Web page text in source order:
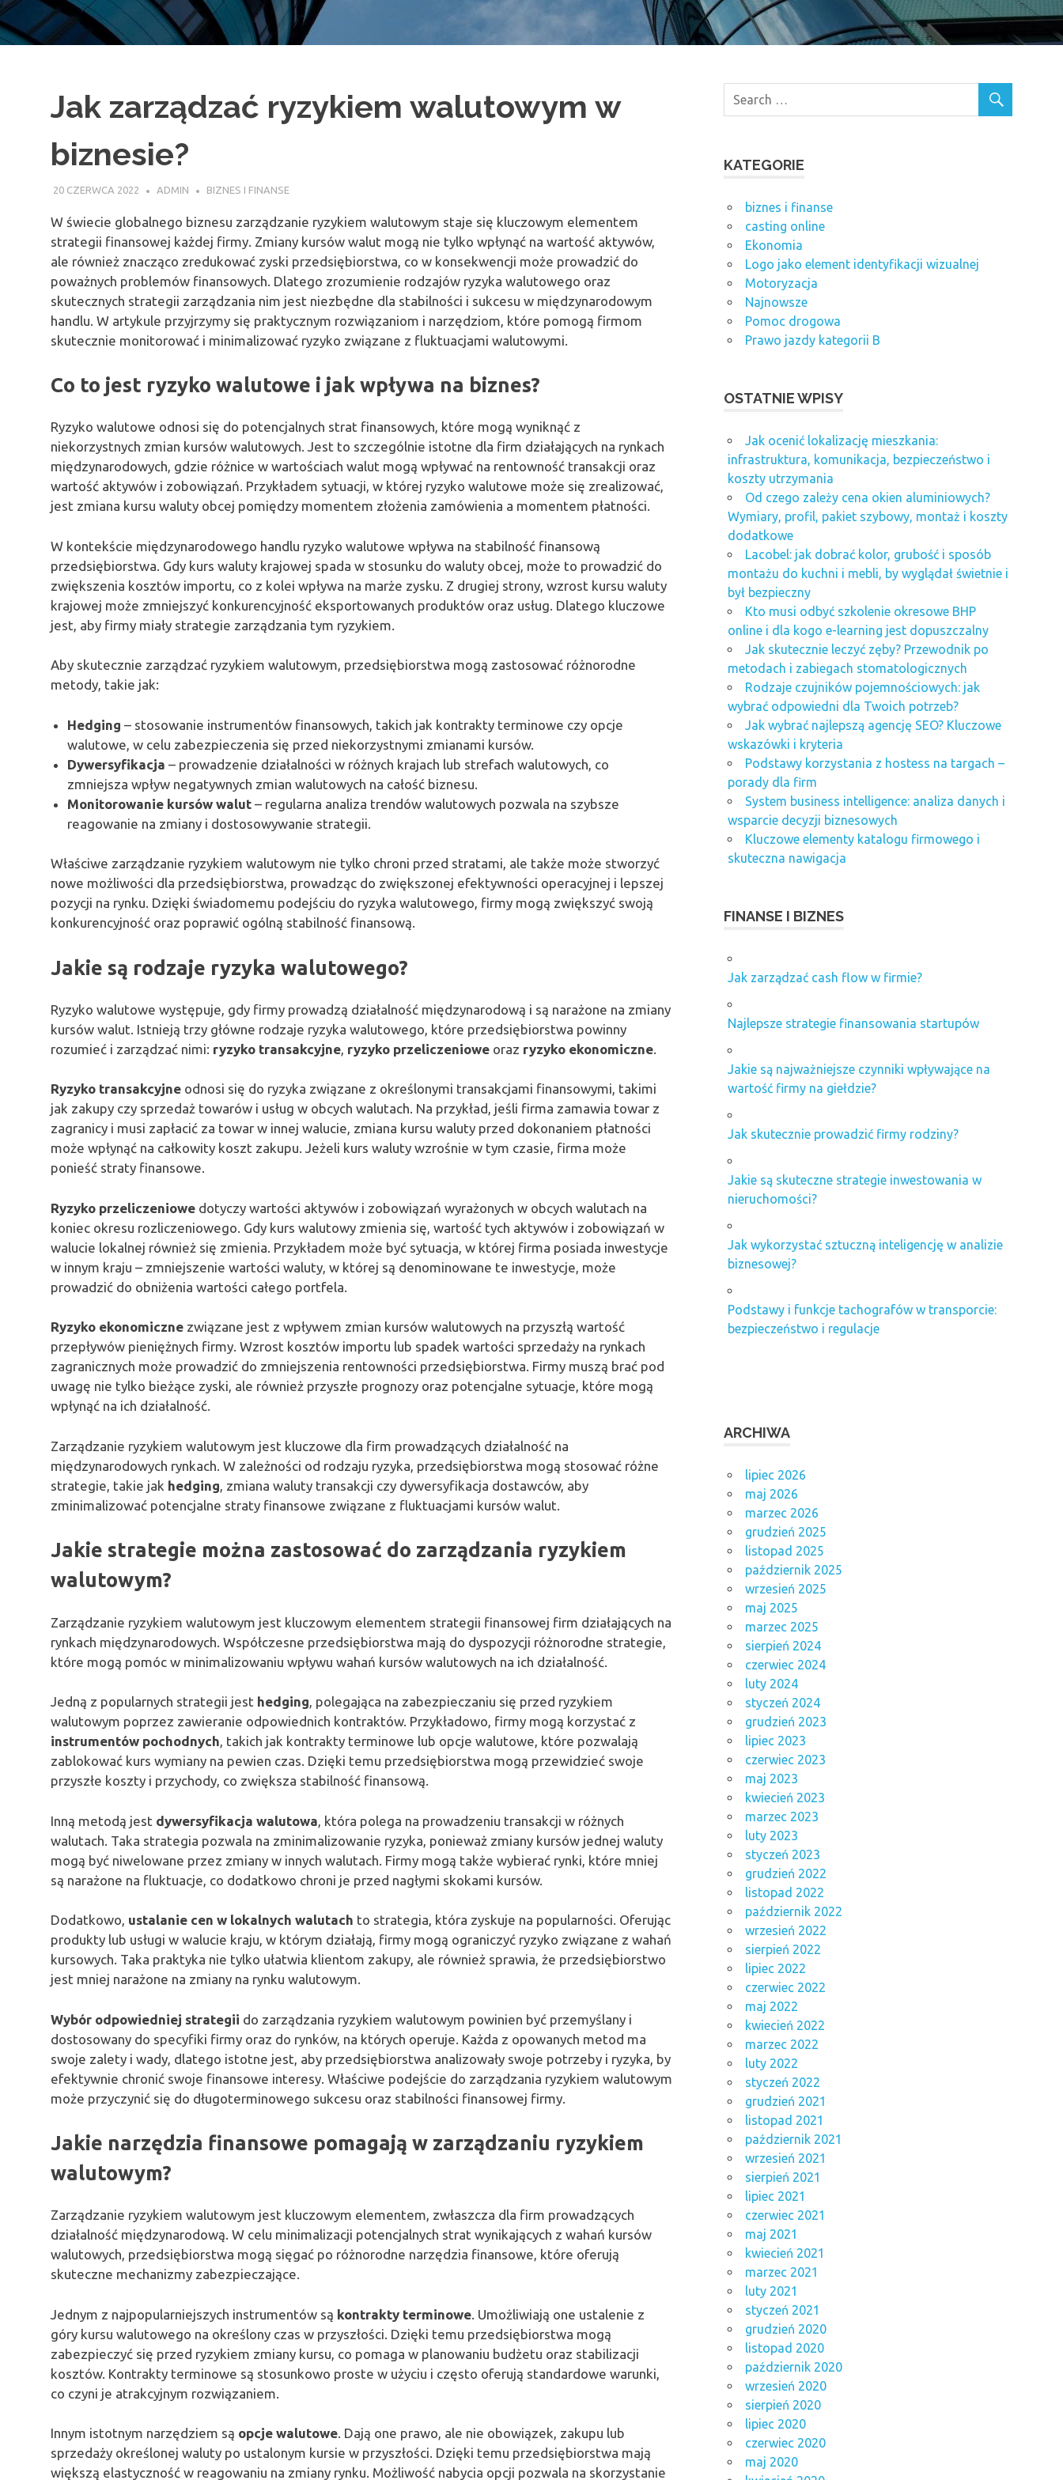
Jak zarządzać ryzykiem walutowym w
biznesie?
20 CZERWCA 2022 ADMIN BIZNES I FINANSE
W świecie globalnego biznesu zarządzanie ryzykiem walutowym staje się kluczowym elementem
strategii finansowej każdej firmy. Zmiany kursów walut mogą nie tylko wpłynąć na wartość aktywów,
ale również znacząco zredukować zyski przedsiębiorstwa, co w konsekwencji może prowadzić do
poważnych problemów finansowych. Dlatego zrozumienie rodzajów ryzyka walutowego oraz
skutecznych strategii zarządzania nim jest niezbędne dla stabilności i sukcesu w międzynarodowym
handlu. W artykule przyjrzymy się praktycznym rozwiązaniom i narzędziom, które pomogą firmom
skutecznie monitorować i minimalizować ryzyko związane z fluktuacjami walutowymi.
Co to jest ryzyko walutowe i jak wpływa na biznes?
Ryzyko walutowe odnosi się do potencjalnych strat finansowych, które mogą wyniknąć z
niekorzystnych zmian kursów walutowych. Jest to szczególnie istotne dla firm działających na rynkach
międzynarodowych, gdzie różnice w wartościach walut mogą wpływać na rentowność transakcji oraz
wartość aktywów i zobowiązań. Przykładem sytuacji, w której ryzyko walutowe może się zrealizować,
jest zmiana kursu waluty obcej pomiędzy momentem złożenia zamówienia a momentem płatności.
W kontekście międzynarodowego handlu ryzyko walutowe wpływa na stabilność finansową
przedsiębiorstwa. Gdy kurs waluty krajowej spada w stosunku do waluty obcej, może to prowadzić do
zwiększenia kosztów importu, co z kolei wpływa na marże zysku. Z drugiej strony, wzrost kursu waluty
krajowej może zmniejszyć konkurencyjność eksportowanych produktów oraz usług. Dlatego kluczowe
jest, aby firmy miały strategie zarządzania tym ryzykiem.
Aby skutecznie zarządzać ryzykiem walutowym, przedsiębiorstwa mogą zastosować różnorodne
metody, takie jak:
Hedging – stosowanie instrumentów finansowych, takich jak kontrakty terminowe czy opcje
walutowe, w celu zabezpieczenia się przed niekorzystnymi zmianami kursów.
Dywersyfikacja – prowadzenie działalności w różnych krajach lub strefach walutowych, co
zmniejsza wpływ negatywnych zmian walutowych na całość biznesu.
Monitorowanie kursów walut – regularna analiza trendów walutowych pozwala na szybsze
reagowanie na zmiany i dostosowywanie strategii.
Właściwe zarządzanie ryzykiem walutowym nie tylko chroni przed stratami, ale także może stworzyć
nowe możliwości dla przedsiębiorstwa, prowadząc do zwiększonej efektywności operacyjnej i lepszej
pozycji na rynku. Dzięki świadomemu podejściu do ryzyka walutowego, firmy mogą zwiększyć swoją
konkurencyjność oraz poprawić ogólną stabilność finansową.
Jakie są rodzaje ryzyka walutowego?
Ryzyko walutowe występuje, gdy firmy prowadzą działalność międzynarodową i są narażone na zmiany
kursów walut. Istnieją trzy główne rodzaje ryzyka walutowego, które przedsiębiorstwa powinny
rozumieć i zarządzać nimi: ryzyko transakcyjne, ryzyko przeliczeniowe oraz ryzyko ekonomiczne.
Ryzyko transakcyjne odnosi się do ryzyka związane z określonymi transakcjami finansowymi, takimi
jak zakupy czy sprzedaż towarów i usług w obcych walutach. Na przykład, jeśli firma zamawia towar z
zagranicy i musi zapłacić za towar w innej walucie, zmiana kursu waluty przed dokonaniem płatności
może wpłynąć na całkowity koszt zakupu. Jeżeli kurs waluty wzrośnie w tym czasie, firma może
ponieść straty finansowe.
Ryzyko przeliczeniowe dotyczy wartości aktywów i zobowiązań wyrażonych w obcych walutach na
koniec okresu rozliczeniowego. Gdy kurs walutowy zmienia się, wartość tych aktywów i zobowiązań w
walucie lokalnej również się zmienia. Przykładem może być sytuacja, w której firma posiada inwestycje
w innym kraju – zmniejszenie wartości waluty, w której są denominowane te inwestycje, może
prowadzić do obniżenia wartości całego portfela.
Ryzyko ekonomiczne związane jest z wpływem zmian kursów walutowych na przyszłą wartość
przepływów pieniężnych firmy. Wzrost kosztów importu lub spadek wartości sprzedaży na rynkach
zagranicznych może prowadzić do zmniejszenia rentowności przedsiębiorstwa. Firmy muszą brać pod
uwagę nie tylko bieżące zyski, ale również przyszłe prognozy oraz potencjalne sytuacje, które mogą
wpłynąć na ich działalność.
Zarządzanie ryzykiem walutowym jest kluczowe dla firm prowadzących działalność na
międzynarodowych rynkach. W zależności od rodzaju ryzyka, przedsiębiorstwa mogą stosować różne
strategie, takie jak hedging, zmiana waluty transakcji czy dywersyfikacja dostawców, aby
zminimalizować potencjalne straty finansowe związane z fluktuacjami kursów walut.
Jakie strategie można zastosować do zarządzania ryzykiem
walutowym?
Zarządzanie ryzykiem walutowym jest kluczowym elementem strategii finansowej firm działających na
rynkach międzynarodowych. Współczesne przedsiębiorstwa mają do dyspozycji różnorodne strategie,
które mogą pomóc w minimalizowaniu wpływu wahań kursów walutowych na ich działalność.
Jedną z popularnych strategii jest hedging, polegająca na zabezpieczaniu się przed ryzykiem
walutowym poprzez zawieranie odpowiednich kontraktów. Przykładowo, firmy mogą korzystać z
instrumentów pochodnych, takich jak kontrakty terminowe lub opcje walutowe, które pozwalają
zablokować kurs wymiany na pewien czas. Dzięki temu przedsiębiorstwa mogą przewidzieć swoje
przyszłe koszty i przychody, co zwiększa stabilność finansową.
Inną metodą jest dywersyfikacja walutowa , która polega na prowadzeniu transakcji w różnych
walutach. Taka strategia pozwala na zminimalizowanie ryzyka, ponieważ zmiany kursów jednej waluty
mogą być niwelowane przez zmiany w innych walutach. Firmy mogą także wybierać rynki, które mniej
są narażone na fluktuacje, co dodatkowo chroni je przed nagłymi skokami kursów.
Dodatkowo, ustalanie cen w lokalnych walutach to strategia, która zyskuje na popularności. Oferując
produkty lub usługi w walucie kraju, w którym działają, firmy mogą ograniczyć ryzyko związane z wahań
kursowych. Taka praktyka nie tylko ułatwia klientom zakupy, ale również sprawia, że przedsiębiorstwo
jest mniej narażone na zmiany na rynku walutowym.
Wybór odpowiedniej strategii do zarządzania ryzykiem walutowym powinien być przemyślany i
dostosowany do specyfiki firmy oraz do rynków, na których operuje. Każda z opowanych metod ma
swoje zalety i wady, dlatego istotne jest, aby przedsiębiorstwa analizowały swoje potrzeby i ryzyka, by
efektywnie chronić swoje finansowe interesy. Właściwe podejście do zarządzania ryzykiem walutowym
może przyczynić się do długoterminowego sukcesu oraz stabilności finansowej firmy.
Jakie narzędzia finansowe pomagają w zarządzaniu ryzykiem
walutowym?
Zarządzanie ryzykiem walutowym jest kluczowym elementem, zwłaszcza dla firm prowadzących
działalność międzynarodową. W celu minimalizacji potencjalnych strat wynikających z wahań kursów
walutowych, przedsiębiorstwa mogą sięgać po różnorodne narzędzia finansowe, które oferują
skuteczne mechanizmy zabezpieczające.
Jednym z najpopularniejszych instrumentów są kontrakty terminowe . Umożliwiają one ustalenie z
góry kursu walutowego na określony czas w przyszłości. Dzięki temu przedsiębiorstwa mogą
zabezpieczyć się przed ryzykiem zmiany kursu, co pomaga w planowaniu budżetu oraz stabilizacji
kosztów. Kontrakty terminowe są stosunkowo proste w użyciu i często oferują standardowe warunki,
co czyni je atrakcyjnym rozwiązaniem.
Innym istotnym narzędziem są opcje walutowe. Dają one prawo, ale nie obowiązek, zakupu lub
sprzedaży określonej waluty po ustalonym kursie w przyszłości. Dzięki temu przedsiębiorstwa mają
większą elastyczność w reagowaniu na zmiany rynku. Możliwość nabycia opcji pozwala na skorzystanie
KATEGORIE
biznes i finanse
casting online
Ekonomia
Logo jako element identyfikacji wizualnej
Motoryzacja
Najnowsze
Pomoc drogowa
Prawo jazdy kategorii B
OSTATNIE WPISY
Jak ocenić lokalizację mieszkania:
infrastruktura, komunikacja, bezpieczeństwo i
koszty utrzymania
Od czego zależy cena okien aluminiowych?
Wymiary, profil, pakiet szybowy, montaż i koszty
dodatkowe
Lacobel: jak dobrać kolor, grubość i sposób
montażu do kuchni i mebli, by wyglądał świetnie i
był bezpieczny
Kto musi odbyć szkolenie okresowe BHP
online i dla kogo e-learning jest dopuszczalny
Jak skutecznie leczyć zęby? Przewodnik po
metodach i zabiegach stomatologicznych
Rodzaje czujników pojemnościowych: jak
wybrać odpowiedni dla Twoich potrzeb?
Jak wybrać najlepszą agencję SEO? Kluczowe
wskazówki i kryteria
Podstawy korzystania z hostess na targach –
porady dla firm
System business intelligence: analiza danych i
wsparcie decyzji biznesowych
Kluczowe elementy katalogu firmowego i
skuteczna nawigacja
FINANSE I BIZNES
Jak zarządzać cash flow w firmie?
Najlepsze strategie finansowania startupów
Jakie są najważniejsze czynniki wpływające na
wartość firmy na giełdzie?
Jak skutecznie prowadzić firmy rodziny?
Jakie są skuteczne strategie inwestowania w
nieruchomości?
Jak wykorzystać sztuczną inteligencję w analizie
biznesowej?
Podstawy i funkcje tachografów w transporcie:
bezpieczeństwo i regulacje
ARCHIWA
lipiec 2026
maj 2026
marzec 2026
grudzień 2025
listopad 2025
październik 2025
wrzesień 2025
maj 2025
marzec 2025
sierpień 2024
czerwiec 2024
luty 2024
styczeń 2024
grudzień 2023
lipiec 2023
czerwiec 2023
maj 2023
kwiecień 2023
marzec 2023
luty 2023
styczeń 2023
grudzień 2022
listopad 2022
październik 2022
wrzesień 2022
sierpień 2022
lipiec 2022
czerwiec 2022
maj 2022
kwiecień 2022
marzec 2022
luty 2022
styczeń 2022
grudzień 2021
listopad 2021
październik 2021
wrzesień 2021
sierpień 2021
lipiec 2021
czerwiec 2021
maj 2021
kwiecień 2021
marzec 2021
luty 2021
styczeń 2021
grudzień 2020
listopad 2020
październik 2020
wrzesień 2020
sierpień 2020
lipiec 2020
czerwiec 2020
maj 2020